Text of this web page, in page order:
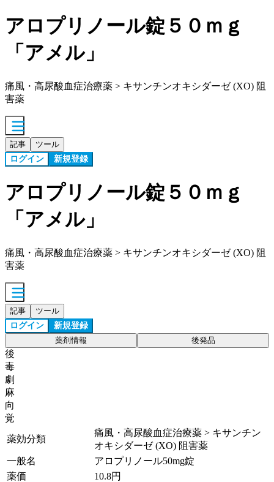
アロプリノール錠５０ｍｇ
「アメル」
痛風・高尿酸血症治療薬 > キサンチンオキシダーゼ (XO) 阻
害薬
記事 ツール
ログイン 新規登録
アロプリノール錠５０ｍｇ
「アメル」
痛風・高尿酸血症治療薬 > キサンチンオキシダーゼ (XO) 阻
害薬
記事 ツール
ログイン 新規登録
薬剤情報 後発品
後
毒
劇
麻
向
覚
薬効分類
痛風・高尿酸血症治療薬 > キサンチン
オキシダーゼ (XO) 阻害薬
一般名
アロプリノール50mg錠
薬価
10.8円